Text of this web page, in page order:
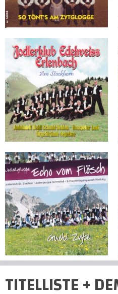
TITELLISTE +